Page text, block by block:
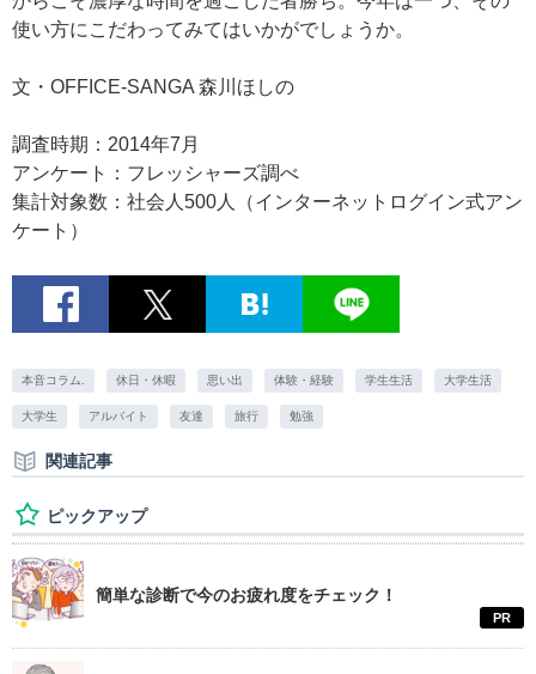
使い方にこだわってみてはいかがでしょうか。
文・OFFICE-SANGA 森川ほしの
調査時期：2014年7月
アンケート：フレッシャーズ調べ
集計対象数：社会人500人（インターネットログイン式アン
ケート）
本音コラム. 休日・休暇 思い出 体験・経験 学生生活 大学生活
大学生 アルバイト 友達 旅行 勉強
関連記事
ピックアップ
簡単な診断で今のお疲れ度をチェック！
PR